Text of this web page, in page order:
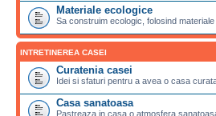
Materiale ecologice
Sa construim ecologic, folosind
INTRETINEREA CASEI
Curatenia casei
Idei si sfaturi pentru a avea o casa
Casa sanatoasa
Pastreaza in casa o atmosfera